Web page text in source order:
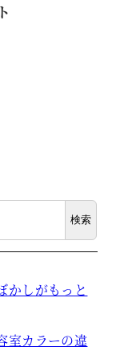
検索
かしがもっと
室カラーの違